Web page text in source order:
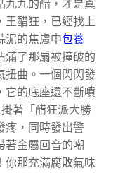
九九的醋，才是真
王醋狂，已經找上
泥的焦慮中包養
滿了那扇被撞破的
扭曲。一個閃閃發
它的底座還不斷噴
著「醋狂派大勝
疼，同時發出警
著金屬回音的嘲
你那充滿腐敗氣味